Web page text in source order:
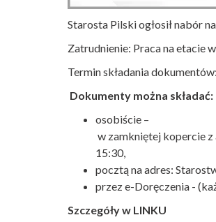
Starosta Pilski ogłosił nabór
Zatrudnienie: Praca na etacie
Termin składania dokumentów:
Dokumenty można składać:
osobiście –
w zamkniętej kopercie
15:30,
pocztą na adres:
przez e-Doręczenia -
Szczegóły w LINKU